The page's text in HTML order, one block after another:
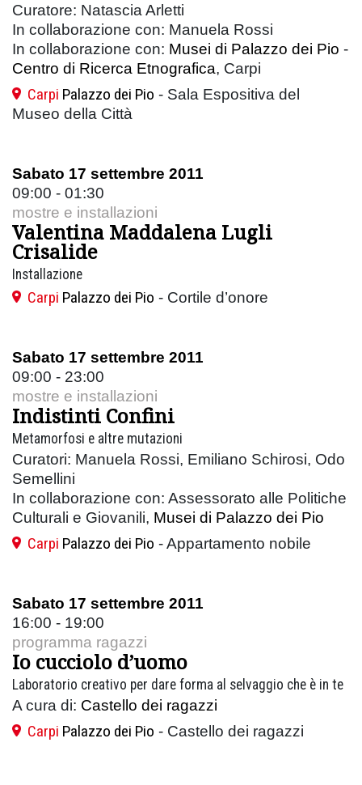
Curatore: Natascia Arletti
In collaborazione con: Manuela Rossi
In collaborazione con: Musei di Palazzo dei Pio -
Centro di Ricerca Etnografica, Carpi
Carpi Palazzo dei Pio - Sala Espositiva del
Museo della Città
Sabato 17 settembre 2011
09:00 - 01:30
mostre e installazioni
Valentina Maddalena Lugli
Crisalide
Installazione
Carpi Palazzo dei Pio - Cortile d’onore
Sabato 17 settembre 2011
09:00 - 23:00
mostre e installazioni
Indistinti Confini
Metamorfosi e altre mutazioni
Curatori: Manuela Rossi, Emiliano Schirosi, Odo
Semellini
In collaborazione con: Assessorato alle Politiche
Culturali e Giovanili, Musei di Palazzo dei Pio
Carpi Palazzo dei Pio - Appartamento nobile
Sabato 17 settembre 2011
16:00 - 19:00
programma ragazzi
Io cucciolo d’uomo
Laboratorio creativo per dare forma al selvaggio che è in te
A cura di: Castello dei ragazzi
Carpi Palazzo dei Pio - Castello dei ragazzi